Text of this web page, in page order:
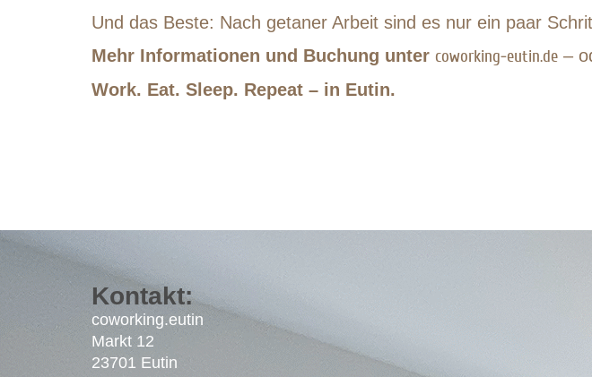
Und das Beste: Nach getaner Arbeit sind es nur ein paar
Mehr Informationen und Buchung unter coworking-eutin.de –
Work. Eat. Sleep. Repeat – in Eutin.
Kontakt:
coworking.eutin
Markt 12
23701 Eutin